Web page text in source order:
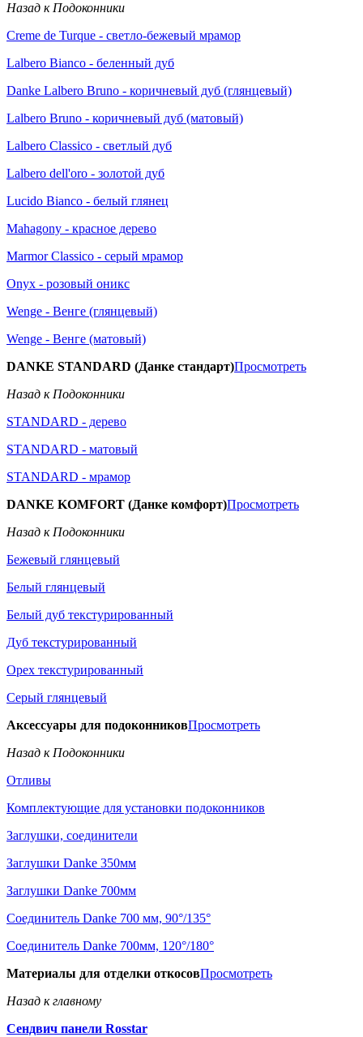
Назад к Подоконники
Creme de Turque - светло-бежевый мрамор
Lalbero Bianco - беленный дуб
Danke Lalbero Bruno - коричневый дуб (глянцевый)
Lalbero Bruno - коричневый дуб (матовый)
Lalbero Classico - светлый дуб
Lalbero dell'oro - золотой дуб
Lucido Bianco - белый глянец
Mahagony - красное дерево
Marmor Classico - серый мрамор
Onyx - розовый оникс
Wenge - Венге (глянцевый)
Wenge - Венге (матовый)
DANKE STANDARD (Данке стандарт)Просмотреть
Назад к Подоконники
STANDARD - дерево
STANDARD - матовый
STANDARD - мрамор
DANKE KOMFORT (Данке комфорт)Просмотреть
Назад к Подоконники
Бежевый глянцевый
Белый глянцевый
Белый дуб текстурированный
Дуб текстурированный
Орех текстурированный
Серый глянцевый
Аксессуары для подоконниковПросмотреть
Назад к Подоконники
Отливы
Комплектующие для установки подоконников
Заглушки, соединители
Заглушки Danke 350мм
Заглушки Danke 700мм
Соединитель Danke 700 мм, 90°/135°
Соединитель Danke 700мм, 120°/180°
Материалы для отделки откосовПросмотреть
Назад к главному
Сендвич панели Rosstar